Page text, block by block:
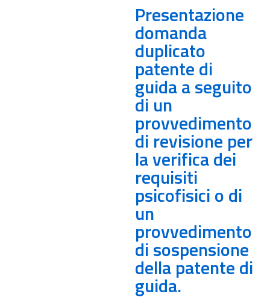
Presentazione
domanda
duplicato
patente di
guida a seguito
di un
provvedimento
di revisione per
la verifica dei
requisiti
psicofisici o di
un
provvedimento
di sospensione
della patente di
guida.